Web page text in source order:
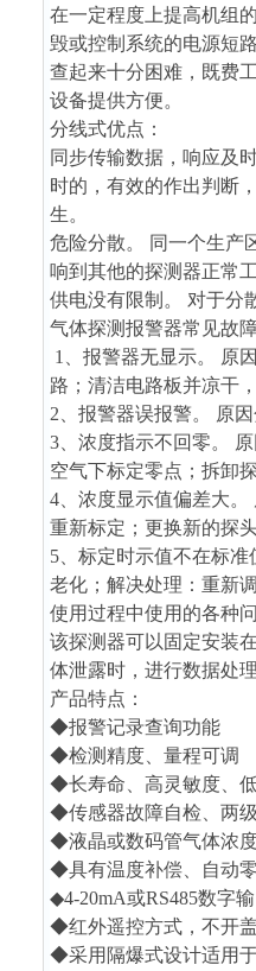
在一定程度上提高机组
毁或控制系统的电源短
查起来十分困难，既费
设备提供方便。
分线式优点：
同步传输数据，响应及
时的，有效的作出判断
生。
危险分散。 同一个生产
响到其他的探测器正常
供电没有限制。 对于分
气体探测报警器常见故
1、报警器无显示。 原
路；清洁电路板并凉干
2、报警器误报警。 原
3、浓度指示不回零。
空气下标定零点；拆卸
4、浓度显示值偏差大
重新标定；更换新的探
5、标定时示值不在标
老化；解决处理：重新
使用过程中使用的各种
该探测器可以固定安装
体泄露时，进行数据处
产品特点：
◆报警记录查询功能
◆检测精度、量程可调
◆长寿命、高灵敏度、
◆传感器故障自检、两
◆液晶或数码管气体浓
◆具有温度补偿、自动
◆4-20mA或RS485数字
◆红外遥控方式，不开
◆采用隔爆式设计适用